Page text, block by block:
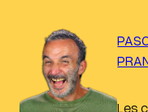
contenu
Les